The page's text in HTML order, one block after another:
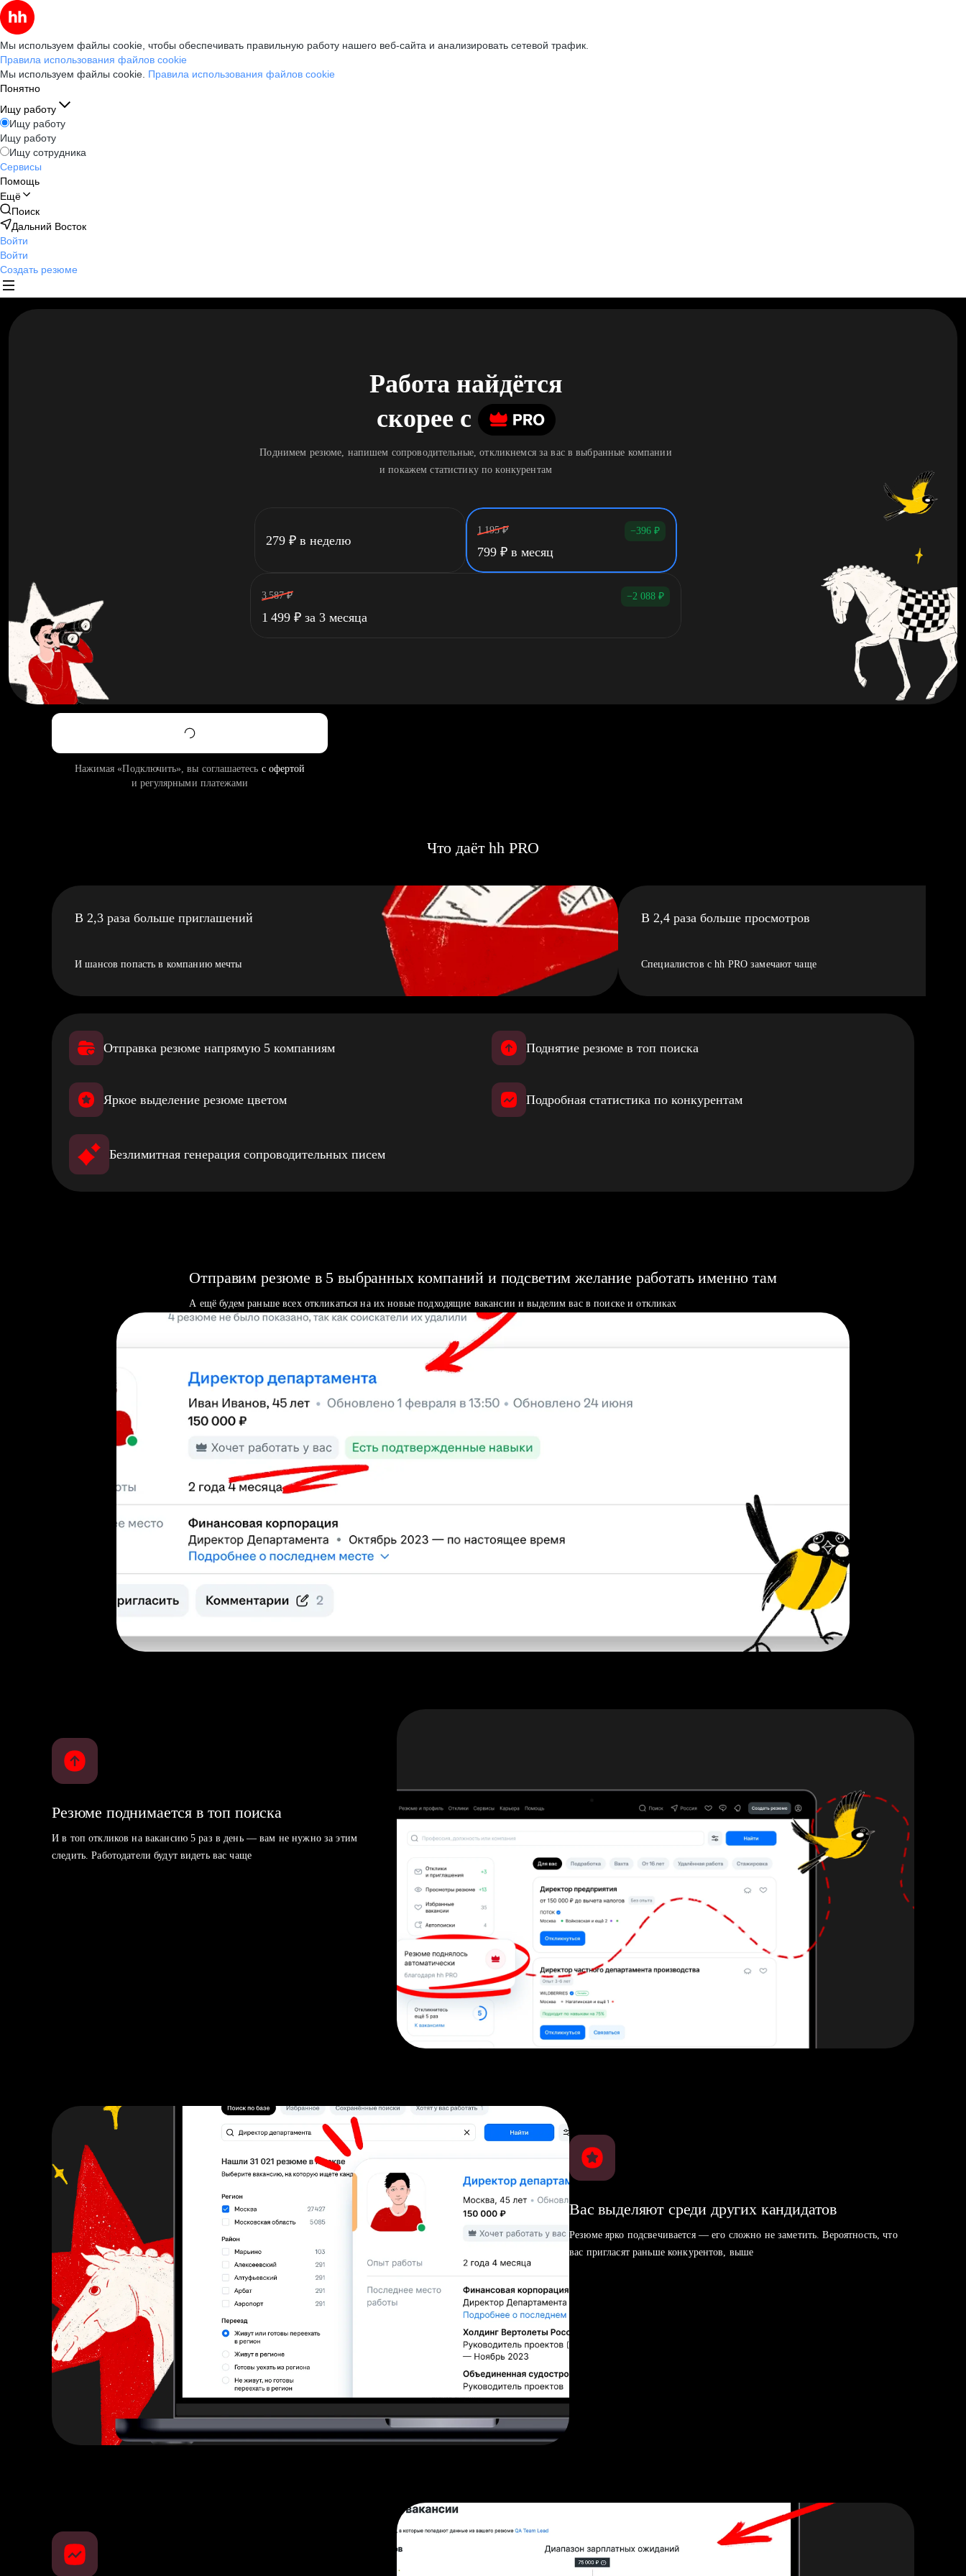
Мы используем файлы cookie, чтобы обеспечивать правильную работу нашего веб-сайта и анализировать сетевой трафик.
Правила использования файлов cookie
Мы используем файлы cookie. Правила использования файлов cookie
Понятно
Ищу работу
Ищу работу
Ищу работу
Ищу сотрудника
Сервисы
Помощь
Ещё
Поиск
Дальний Восток
Войти
Войти
Создать резюме
Работа найдётся
скорее c
Поднимем резюме, напишем сопроводительные, откликнемся за вас в выбранные компании
и покажем статистику по конкурентам
279 ₽ в неделю
1 195 ₽ −396 ₽
799 ₽ в месяц
3 587 ₽ −2 088 ₽
1 499 ₽ за 3 месяца
Нажимая «Подключить», вы соглашаетесь с офертой
и регулярными платежами
Что даёт hh PRO
В 2,3 раза больше приглашений
И шансов попасть в компанию мечты
В 2,4 раза больше просмотров
Специалистов с hh PRO замечают чаще
Отправка резюме напрямую 5 компаниям Поднятие резюме в топ поиска
Яркое выделение резюме цветом Подробная статистика по конкурентам
Безлимитная генерация сопроводительных писем
Отправим резюме в 5 выбранных компаний и подсветим желание работать именно там
А ещё будем раньше всех откликаться на их новые подходящие вакансии и выделим вас в поиске и откликах
Резюме поднимается в топ поиска
И в топ откликов на вакансию 5 раз в день — вам не нужно за этим
следить. Работодатели будут видеть вас чаще
Вас выделяют среди других кандидатов
Резюме ярко подсвечивается — его сложно не заметить. Вероятность, что
вас пригласят раньше конкурентов, выше